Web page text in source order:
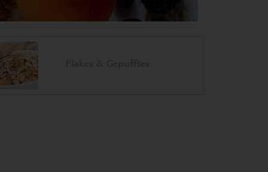
Flakes & Gepufftes